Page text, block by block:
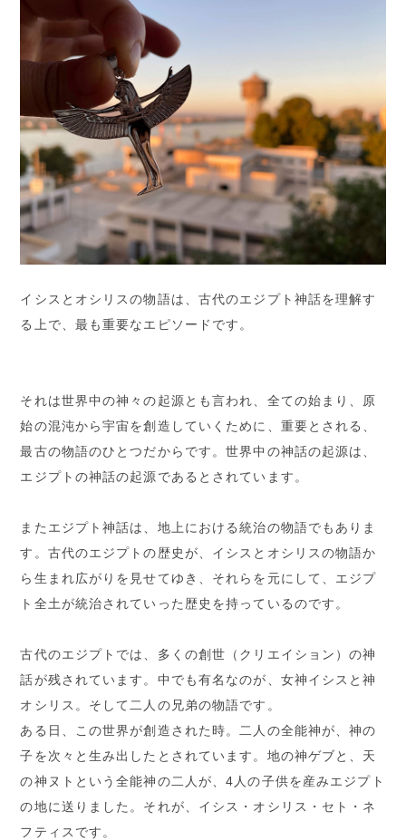
イシスとオシリスの物語は、古代のエジプト神話を理解す
る上で、最も重要なエピソードです。
それは世界中の神々の起源とも言われ、全ての始まり、原
始の混沌から宇宙を創造していくために、重要とされる、
最古の物語のひとつだからです。世界中の神話の起源は、
エジプトの神話の起源であるとされています。
またエジプト神話は、地上における統治の物語でもありま
す。古代のエジプトの歴史が、イシスとオシリスの物語か
ら生まれ広がりを見せてゆき、それらを元にして、エジプ
ト全土が統治されていった歴史を持っているのです。
古代のエジプトでは、多くの創世（クリエイション）の神
話が残されています。中でも有名なのが、女神イシスと神
オシリス。そして二人の兄弟の物語です。
ある日、この世界が創造された時。二人の全能神が、神の
子を次々と生み出したとされています。地の神ゲブと、天
の神ヌトという全能神の二人が、4人の子供を産みエジプト
の地に送りました。それが、イシス・オシリス・セト・ネ
フティスです。